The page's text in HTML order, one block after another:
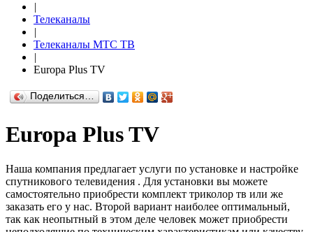
|
Телеканалы
|
Телеканалы МТС ТВ
|
Europa Plus TV
Поделиться…
Europa Plus TV
Наша компания предлагает услуги по установке и настройке
спутникового телевидения . Для установки вы можете
самостоятельно приобрести комплект триколор тв или же
заказать его у нас. Второй вариант наиболее оптимальный,
так как неопытный в этом деле человек может приобрести